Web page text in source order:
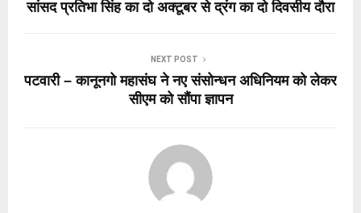
सांसद प्रतिभा सिंह का दो अक्टूबर से द्रंग का दो दिवसीय दौरा
NEXT POST
पटवारी – कानूनगो महासंघ ने नए संसोन्धन अधिनियम को लेकर
सीएम को सौंपा ज्ञापन